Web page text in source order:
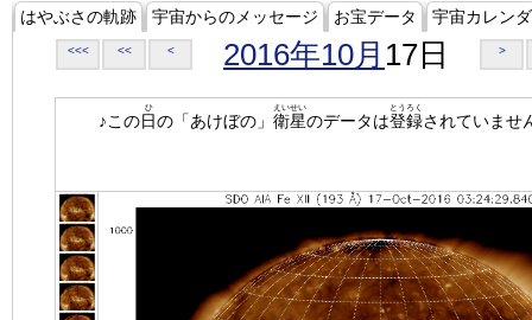
はやぶさの軌跡 宇宙からのメッセージ お宝データ 宇宙カレン
<<< << < 2016年10月 17日 >
♪この日
ひ
の「あけぼの」 衛星
えいせい
のデータは登録
とうろく
されていませ